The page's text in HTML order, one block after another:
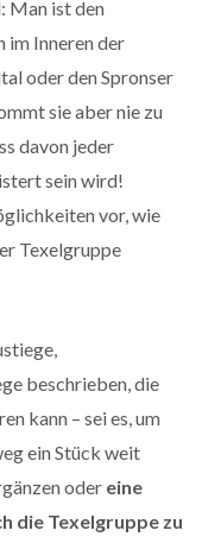
Man ist den
im Inneren der
oder den Spronser
sie aber nie zu
davon jeder
sein wird!
vor, wie
Texelgruppe
beschrieben, die
kann – sei es, um
ein Stück weit
oder eine
die Texelgruppe zu